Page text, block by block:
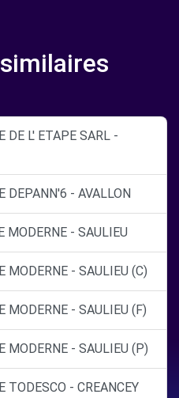
DE L' ETAPE SARL -
DEPANN'6 - AVALLON
MODERNE - SAULIEU
MODERNE - SAULIEU (C)
MODERNE - SAULIEU (F)
MODERNE - SAULIEU (P)
TODESCO - CREANCEY